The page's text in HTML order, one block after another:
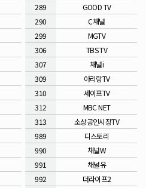
289
GOOD TV
290
C채널
299
MGTV
306
TBS TV
307
채널i
309
아리랑TV
310
세이프TV
312
MBC NET
313
소상공인시장TV
989
디스토리
990
채널W
991
채널유
992
더라이프2